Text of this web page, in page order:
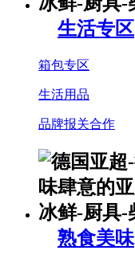
生活专区
箱包专区
生活用品
品牌报关合作
熟食美味